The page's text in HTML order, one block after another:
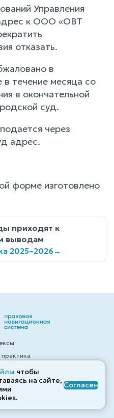
Управления
к ООО «ОВТ
отказать.
в
течение месяца со
в окончательной
суд.
через
адрес.
форме изготовлено
приходят к
выводам
2025–2026→
законы
чтобы
на сайте, Согласен